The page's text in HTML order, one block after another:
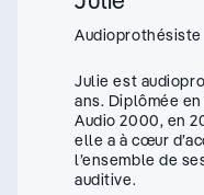
Audioprothésiste
Julie est
ans. Diplômée
Audio 2000, en
elle a à cœur
l’ensemble de
auditive.